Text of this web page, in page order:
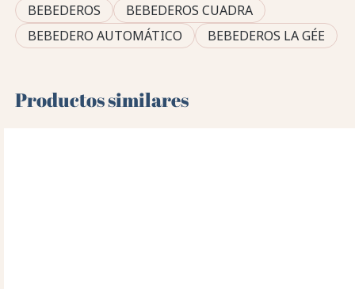
BEBEDEROS
BEBEDEROS CUADRA
BEBEDERO AUTOMÁTICO
BEBEDEROS LA GÉE
Productos similares